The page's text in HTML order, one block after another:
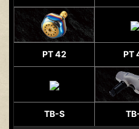
PT 42 PT
TB-S